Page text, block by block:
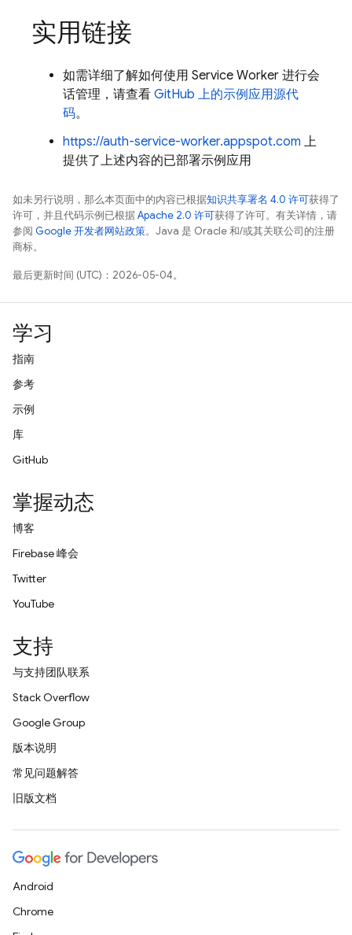
实用链接
如需详细了解如何使用 Service Worker 进行会
话管理，请查看 GitHub 上的示例应用源代
码。
https://auth-service-worker.appspot.com 上
提供了上述内容的已部署示例应用
如未另行说明，那么本页面中的内容已根据知识共享署名 4.0 许可获得了
许可，并且代码示例已根据Apache 2.0 许可获得了许可。有关详情，请
参阅 Google 开发者网站政策。Java 是 Oracle 和/或其关联公司的注册
商标。
最后更新时间 (UTC)：2026-05-04。
学习
指南
参考
示例
库
GitHub
掌握动态
博客
Firebase 峰会
Twitter
YouTube
支持
与支持团队联系
Stack Overflow
Google Group
版本说明
常见问题解答
旧版文档
Android
Chrome